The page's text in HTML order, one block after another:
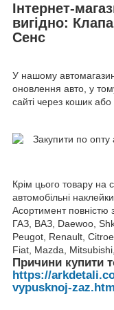
Інтернет-
вигідно:
Сенс
У нашому
оновлення авто, у
сайті через кошик
Крім цього товару на
автомобільні
Асортимент повністю
ГАЗ, ВАЗ, Daewoo,
Peugot, Renault,
Fiat, Mazda,
Причини купити
https://
vypusknoj-